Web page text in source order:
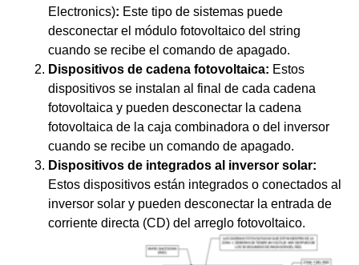
Electronics): Este tipo de sistemas puede
desconectar el módulo fotovoltaico del string
cuando se recibe el comando de apagado.
Dispositivos de cadena fotovoltaica: Estos
dispositivos se instalan al final de cada cadena
fotovoltaica y pueden desconectar la cadena
fotovoltaica de la caja combinadora o del inversor
cuando se recibe un comando de apagado.
Dispositivos de integrados al inversor solar:
Estos dispositivos están integrados o conectados al
inversor solar y pueden desconectar la entrada de
corriente directa (CD) del arreglo fotovoltaico.